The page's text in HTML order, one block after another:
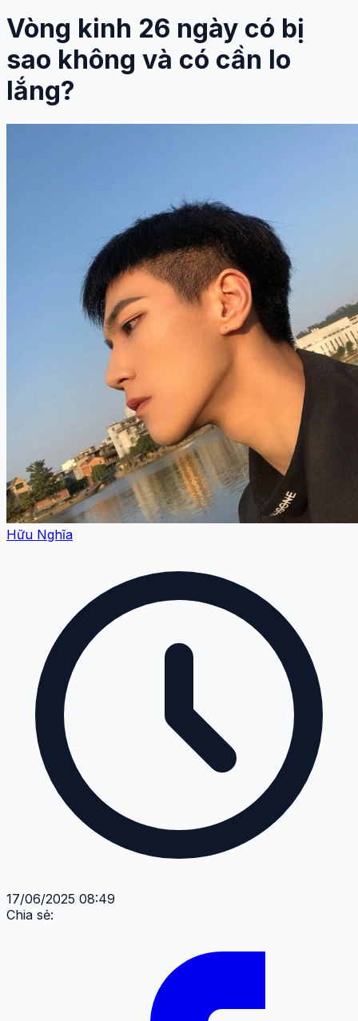
Vòng kinh 26 ngày có bị
sao không và có cần lo
lắng?
Hữu Nghĩa
17/06/2025 08:49
Chia sẻ: